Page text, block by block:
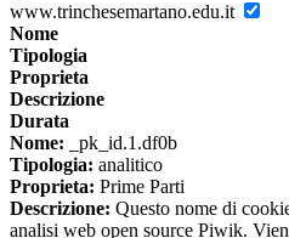
www.trinchesemartano.edu.it
Nome
Tipologia
Proprieta
Descrizione
Durata
Nome: _pk_id.1.df0b
Tipologia: analitico
Proprieta: Prime Parti
Descrizione: Questo nome di
analisi web open source Piwik.